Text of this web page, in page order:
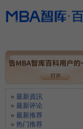
最新資訊
最新评论
最新推荐
热门推荐